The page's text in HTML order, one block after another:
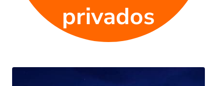
privados